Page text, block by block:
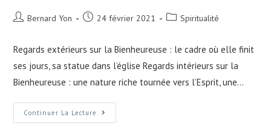
Bernard Yon 24 février 2021 Spiritualité
Regards extérieurs sur la Bienheureuse : le cadre où elle finit
ses jours, sa statue dans l’église Regards intérieurs sur la
Bienheureuse : une nature riche tournée vers l’Esprit, une…
Continuer La Lecture